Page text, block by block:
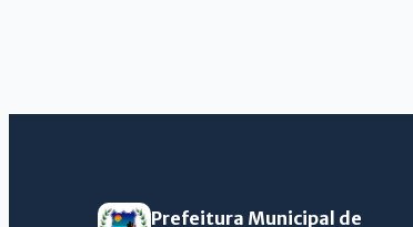
Prefeitura Municipal de